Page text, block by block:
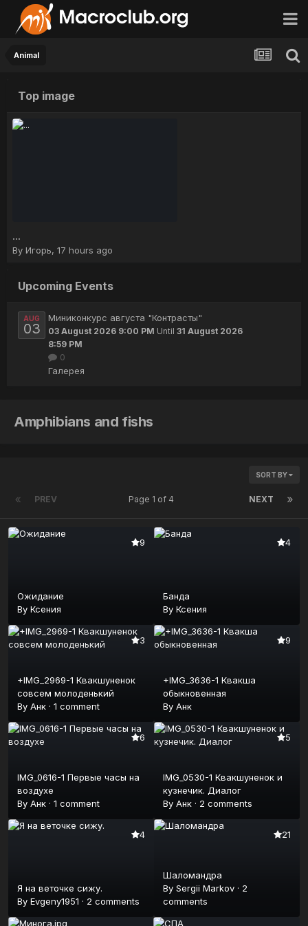
Animal
Top image
...
By Игорь, 17 hours ago
Upcoming Events
AUG
03
Миниконкурс августа "Контрасты"
03 August 2026 9:00 PM Until 31 August 2026
8:59 PM
0
Галерея
Amphibians and fishs
SORT BY
PREV NEXT
Page 1 of 4
9
Ожидание
By Ксения
4
Банда
By Ксения
3
+IMG_2969-1 Квакшуненок
совсем молоденький
By Анк · 1 comment
9
+IMG_3636-1 Квакша
обыкновенная
By Анк
6
IMG_0616-1 Первые часы на
воздухе
By Анк · 1 comment
5
IMG_0530-1 Квакшуненок и
кузнечик. Диалог
By Анк · 2 comments
4
Я на веточке сижу.
By Evgeny1951 · 2 comments
21
Шаломандра
By Sergii Markov· 2
comments